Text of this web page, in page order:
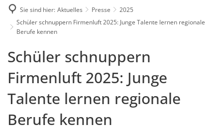
Sie sind hier: Aktuelles Presse
2025
Schüler schnuppern Firmenluft 2025: Junge Talente lernen regionale
Berufe kennen
Schüler schnuppern
Firmenluft 2025: Junge
Talente lernen regionale
Berufe kennen